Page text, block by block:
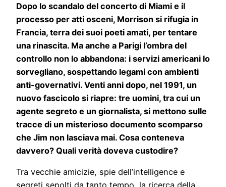
Dopo lo scandalo del concerto di Miami e il
processo per atti osceni, Morrison si rifugia in
Francia, terra dei suoi poeti amati, per tentare
una rinascita. Ma anche a Parigi l’ombra del
controllo non lo abbandona: i servizi americani lo
sorvegliano, sospettando legami con ambienti
anti-governativi. Venti anni dopo, nel 1991, un
nuovo fascicolo si riapre: tre uomini, tra cui un
agente segreto e un giornalista, si mettono sulle
tracce di un misterioso documento scomparso
che Jim non lasciava mai. Cosa conteneva
davvero? Quali verità doveva custodire?
Tra vecchie amicizie, spie dell’intelligence e
segreti sepolti da tanto tempo, la ricerca della